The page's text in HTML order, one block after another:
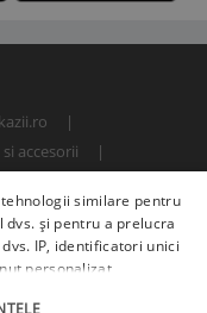
accesorii
BITFACTOR S.R.L.
similare pentru
și pentru a prelucra
IP, identificatori unici
personalizat,